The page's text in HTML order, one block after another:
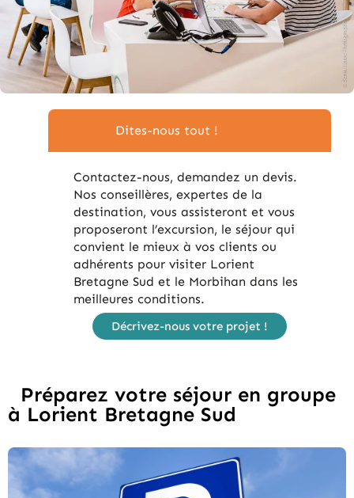
Dites-nous tout !
Contactez-nous, demandez un devis.
Nos conseillères, expertes de la
destination, vous assisteront et vous
proposeront l’excursion, le séjour qui
convient le mieux à vos clients ou
adhérents pour visiter Lorient
Bretagne Sud et le Morbihan dans les
meilleures conditions.
Décrivez-nous votre projet !
Préparez votre séjour en groupe
à Lorient Bretagne Sud